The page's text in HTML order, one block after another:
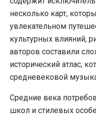
несколько карт,
увлекательном
культурных влияний,
авторов составили
исторический атлас,
средневековой
Средние века
школ и стилевых